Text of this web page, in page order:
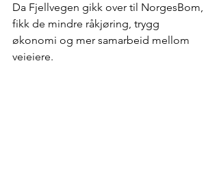
Da Fjellvegen gikk over til NorgesBom,
fikk de mindre råkjøring, trygg
økonomi og mer samarbeid mellom
veieiere.